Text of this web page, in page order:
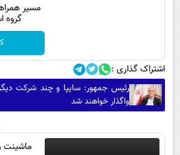
مسیر
گروه
اشتراک گذاری :
رئیس جمهور: سایپا و چند شرکت
واگذار خواهند شد
ماشینت